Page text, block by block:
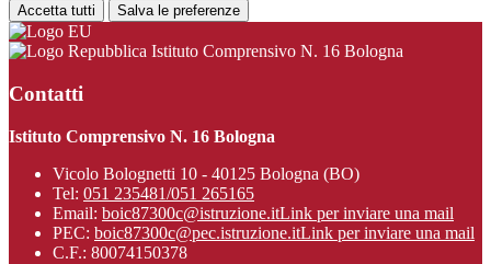
Accetta tutti Salva le preferenze
Istituto Comprensivo N. 16 Bologna
Contatti
Istituto Comprensivo N. 16 Bologna
Vicolo Bolognetti 10 - 40125 Bologna (BO)
Tel: 051 235481/051 265165
Email: boic87300c@istruzione.itLink per inviare una mail
PEC: boic87300c@pec.istruzione.itLink per inviare una mail
C.F.: 80074150378